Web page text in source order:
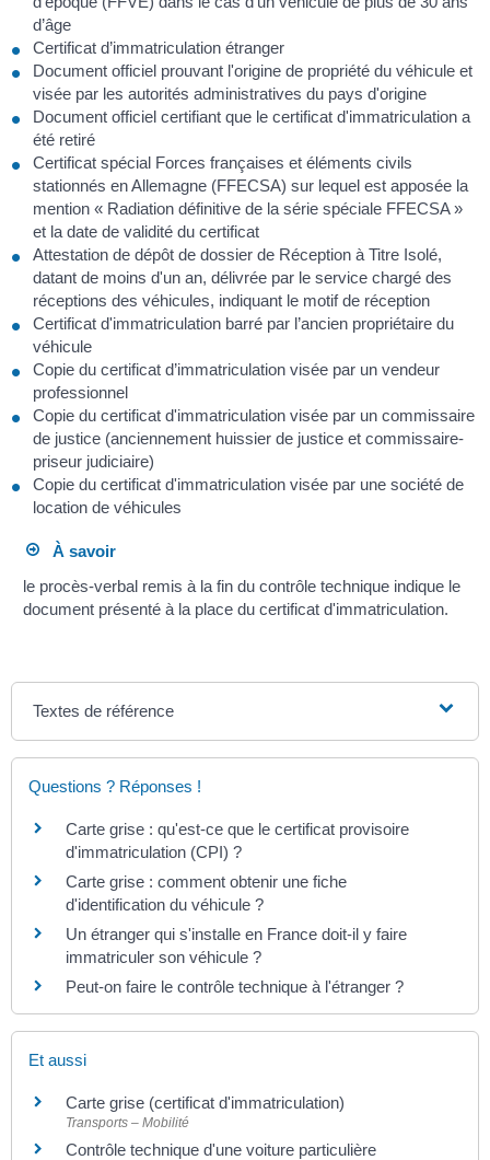
d’âge
Certificat d’immatriculation étranger
Document officiel prouvant l'origine de propriété du véhicule et
visée par les autorités administratives du pays d'origine
Document officiel certifiant que le certificat d'immatriculation a
été retiré
Certificat spécial Forces françaises et éléments civils
stationnés en Allemagne (FFECSA) sur lequel est apposée la
mention « Radiation définitive de la série spéciale FFECSA »
et la date de validité du certificat
Attestation de dépôt de dossier de Réception à Titre Isolé,
datant de moins d'un an, délivrée par le service chargé des
réceptions des véhicules, indiquant le motif de réception
Certificat d'immatriculation barré par l’ancien propriétaire du
véhicule
Copie du certificat d’immatriculation visée par un vendeur
professionnel
Copie du certificat d'immatriculation visée par un commissaire
de justice (anciennement huissier de justice et commissaire-
priseur judiciaire)
Copie du certificat d'immatriculation visée par une société de
location de véhicules
À savoir
le procès-verbal remis à la fin du contrôle technique indique le
document présenté à la place du certificat d'immatriculation.
Textes de référence
Questions ? Réponses !
Carte grise : qu'est-ce que le certificat provisoire
d'immatriculation (CPI) ?
Carte grise : comment obtenir une fiche
d'identification du véhicule ?
Un étranger qui s'installe en France doit-il y faire
immatriculer son véhicule ?
Peut-on faire le contrôle technique à l'étranger ?
Et aussi
Carte grise (certificat d'immatriculation)
Transports – Mobilité
Contrôle technique d'une voiture particulière